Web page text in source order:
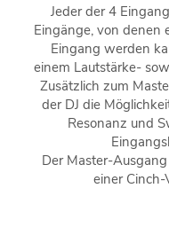
Jeder der 4
Eingänge, von denen
Eingang werden
einem Lautstärke-
Zusätzlich zum
der DJ die
Resonanz und
Der Master-
einer